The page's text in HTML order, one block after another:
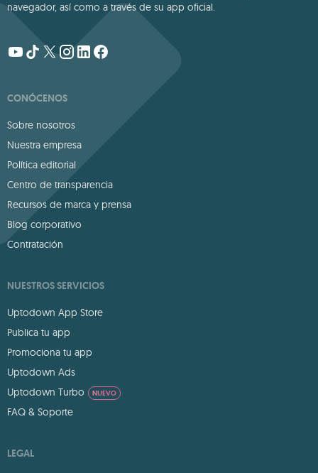
navegador, así como a través de su app oficial.
CONÓCENOS
Sobre nosotros
Nuestra empresa
Política editorial
Centro de transparencia
Recursos de marca y prensa
Blog corporativo
Contratación
NUESTROS SERVICIOS
Uptodown App Store
Publica tu app
Promociona tu app
Uptodown Ads
Uptodown Turbo
NUEVO
FAQ & Soporte
LEGAL